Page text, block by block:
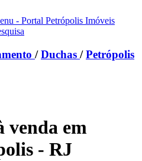
/Duchas /Petrópolis
venda em
- RJ